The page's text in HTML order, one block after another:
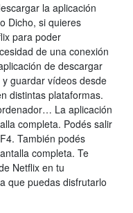
la aplicación
Dicho, si quieres
para poder
de una conexión
de descargar
guardar vídeos desde
distintas plataformas.
La aplicación
completa. Podés salir
También podés
completa. Te
Netflix en tu
que puedas disfrutarlo